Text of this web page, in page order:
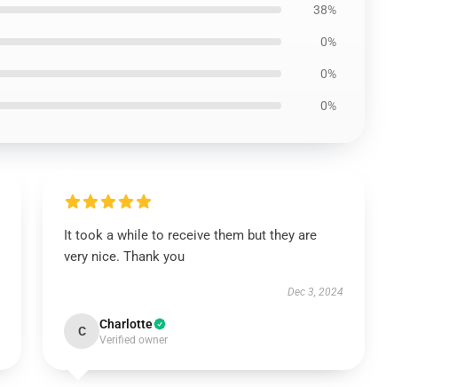
38%
0%
0%
0%
It took a while to receive them but they are
very nice. Thank you
Dec 3, 2024
C Charlotte
Verified owner